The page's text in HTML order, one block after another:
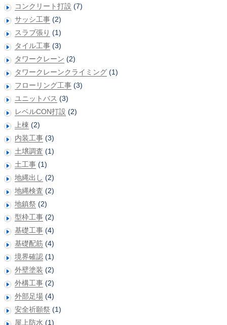
コンクリート打設 (7)
サッシ工事 (2)
スラブ張り (1)
タイル工事 (3)
タワークレーン (2)
タワークレーンクライミング (1)
フローリング工事 (3)
ユニットバス (3)
レベルCON打設 (2)
上棟 (2)
内装工事 (3)
土壌調査 (1)
土工事 (1)
地縄出し (2)
地縄検査 (2)
地鎮祭 (2)
型枠工事 (2)
基礎工事 (4)
基礎配筋 (4)
境界確認 (1)
外壁塗装 (2)
外構工事 (2)
外部足場 (4)
安全祈願祭 (1)
屋上防水 (1)